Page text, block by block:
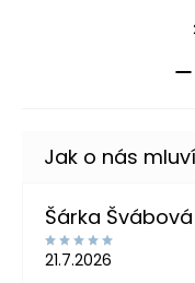
Šárka Švábová
21.7.2026